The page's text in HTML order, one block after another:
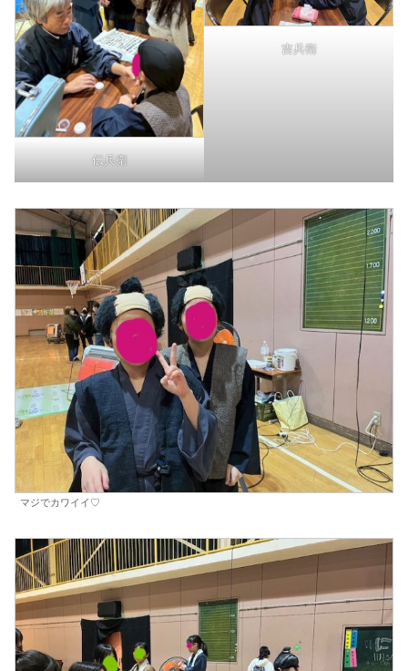
伝兵衛
吉兵衛
マジでカワイイ♡